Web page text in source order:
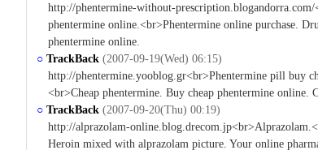
http://phentermine-without-
phentermine online.<br>Phentermine online purchase.
phentermine online.
○ TrackBack (2007-09-19(Wed) 06:15)
http://phentermine.yooblog.gr<br>Phentermine pill buy
<br>Cheap phentermine. Buy cheap phentermine online.
○ TrackBack (2007-09-20(Thu) 00:19)
http://alprazolam-
Heroin mixed with alprazolam picture. Your online